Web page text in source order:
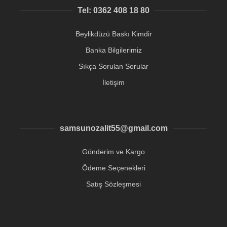
Tel: 0362 408 18 80
Beylikdüzü Baskı Kimdir
Banka Bilgilerimiz
Sıkça Sorulan Sorular
İletişim
samsunozalit55@gmail.com
Gönderim ve Kargo
Ödeme Seçenekleri
Satış Sözleşmesi